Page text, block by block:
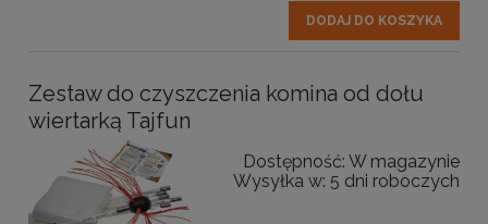
DODAJ DO KOSZYKA
Zestaw do czyszczenia komina od dołu
wiertarką Tajfun
Dostępność: W magazynie
Wysyłka w: 5 dni roboczych